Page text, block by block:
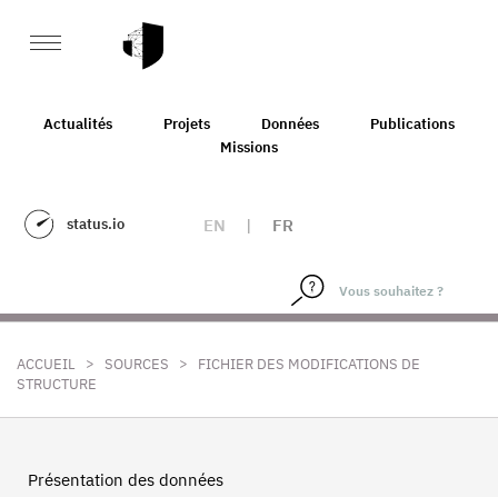
Actualités Projets Données
Publications
Missions
status.io EN | FR
ACCUEIL > SOURCES >
FICHIER DES MODIFICATIONS DE
STRUCTURE
Présentation des données